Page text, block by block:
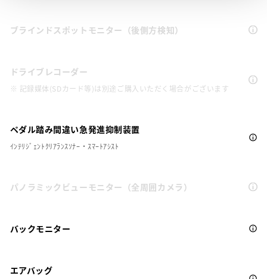
ブラインドスポットモニター（後側方検知）
ドライブレコーダー
※ 記録媒体(SDカード等)は別途ご購入いただく場合がございます
ペダル踏み間違い急発進抑制装置
ｲﾝﾃﾘｼﾞｪﾝﾄｸﾘｱﾗﾝｽｿﾅｰ・ｽﾏｰﾄｱｼｽﾄ
パノラミックビューモニター（全周囲カメラ）
バックモニター
エアバッグ